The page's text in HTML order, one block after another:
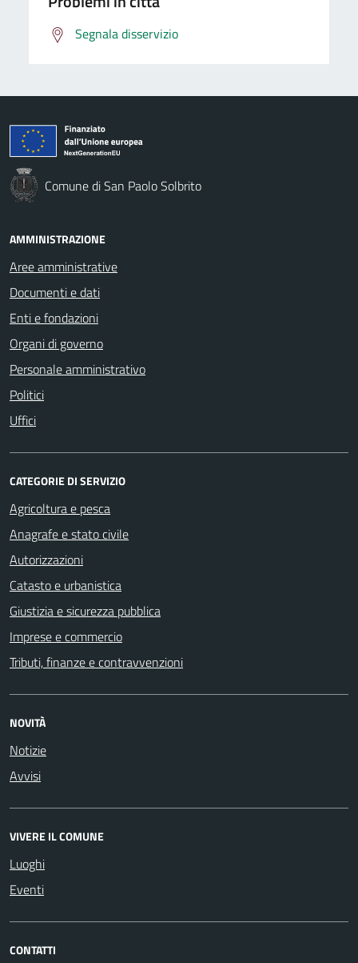
Segnala disservizio
Comune di San Paolo Solbrito
AMMINISTRAZIONE
Aree amministrative
Documenti e dati
Enti e fondazioni
Organi di governo
Personale amministrativo
Politici
Uffici
CATEGORIE DI SERVIZIO
Agricoltura e pesca
Anagrafe e stato civile
Autorizzazioni
Catasto e urbanistica
Giustizia e sicurezza pubblica
Imprese e commercio
Tributi, finanze e contravvenzioni
NOVITÀ
Notizie
Avvisi
VIVERE IL COMUNE
Luoghi
Eventi
CONTATTI